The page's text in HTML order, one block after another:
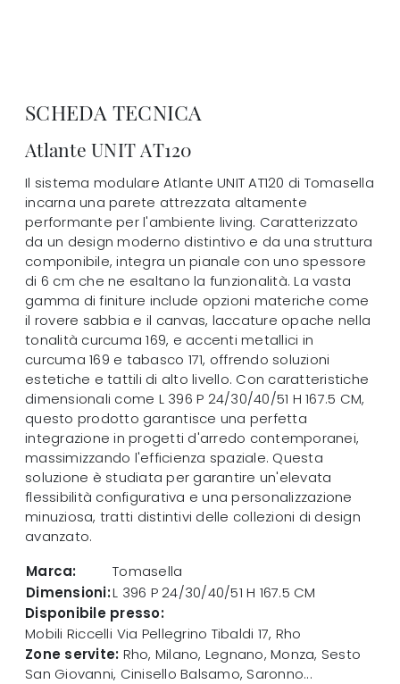
SCHEDA TECNICA
Atlante UNIT AT120
Il sistema modulare Atlante UNIT AT120 di Tomasella
incarna una parete attrezzata altamente
performante per l'ambiente living. Caratterizzato
da un design moderno distintivo e da una struttura
componibile, integra un pianale con uno spessore
di 6 cm che ne esaltano la funzionalità. La vasta
gamma di finiture include opzioni materiche come
il rovere sabbia e il canvas, laccature opache nella
tonalità curcuma 169, e accenti metallici in
curcuma 169 e tabasco 171, offrendo soluzioni
estetiche e tattili di alto livello. Con caratteristiche
dimensionali come L 396 P 24/30/40/51 H 167.5 CM,
questo prodotto garantisce una perfetta
integrazione in progetti d'arredo contemporanei,
massimizzando l'efficienza spaziale. Questa
soluzione è studiata per garantire un'elevata
flessibilità configurativa e una personalizzazione
minuziosa, tratti distintivi delle collezioni di design
avanzato.
Marca:
Tomasella
Dimensioni:L 396 P 24/30/40/51 H 167.5 CM
Disponibile presso:
Mobili Riccelli Via Pellegrino Tibaldi 17, Rho
Zone servite: Rho, Milano, Legnano, Monza, Sesto
San Giovanni, Cinisello Balsamo, Saronno...